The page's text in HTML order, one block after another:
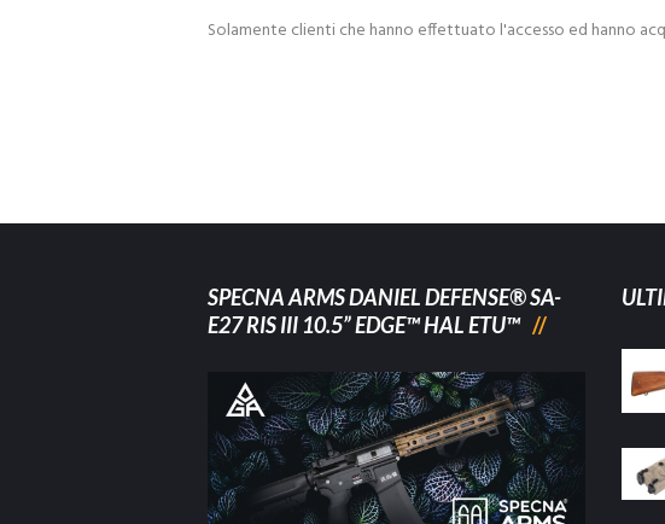
Solamente clienti che hanno effettuato l'accesso ed hanno
SPECNA ARMS DANIEL DEFENSE® SA-
E27 RIS III 10.5” EDGE™ HAL ETU™